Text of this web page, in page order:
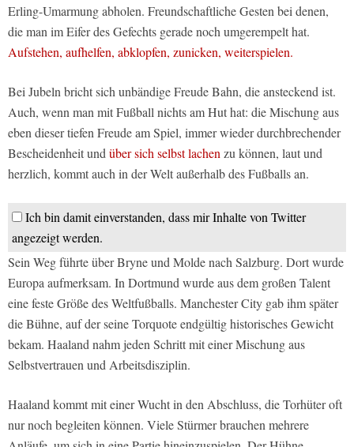
Erling-Umarmung abholen. Freundschaftliche Gesten bei denen,
die man im Eifer des Gefechts gerade noch umgerempelt hat.
Aufstehen, aufhelfen, abklopfen, zunicken, weiterspielen.
Bei Jubeln bricht sich unbändige Freude Bahn, die ansteckend ist.
Auch, wenn man mit Fußball nichts am Hut hat: die Mischung aus
eben dieser tiefen Freude am Spiel, immer wieder durchbrechender
Bescheidenheit und über sich selbst lachen zu können, laut und
herzlich, kommt auch in der Welt außerhalb des Fußballs an.
Ich bin damit einverstanden, dass mir Inhalte von Twitter
angezeigt werden.
Sein Weg führte über Bryne und Molde nach Salzburg. Dort wurde
Europa aufmerksam. In Dortmund wurde aus dem großen Talent
eine feste Größe des Weltfußballs. Manchester City gab ihm später
die Bühne, auf der seine Torquote endgültig historisches Gewicht
bekam. Haaland nahm jeden Schritt mit einer Mischung aus
Selbstvertrauen und Arbeitsdisziplin.
Haaland kommt mit einer Wucht in den Abschluss, die Torhüter oft
nur noch begleiten können. Viele Stürmer brauchen mehrere